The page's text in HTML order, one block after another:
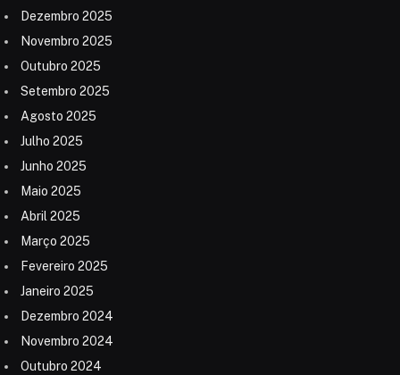
Dezembro 2025
Novembro 2025
Outubro 2025
Setembro 2025
Agosto 2025
Julho 2025
Junho 2025
Maio 2025
Abril 2025
Março 2025
Fevereiro 2025
Janeiro 2025
Dezembro 2024
Novembro 2024
Outubro 2024